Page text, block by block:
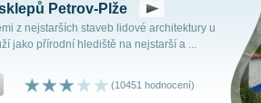
Petrov-Plže
z nejstarších staveb lidové architektury u
jako přírodní hlediště na nejstarší a ...
(10451 hodnocení)